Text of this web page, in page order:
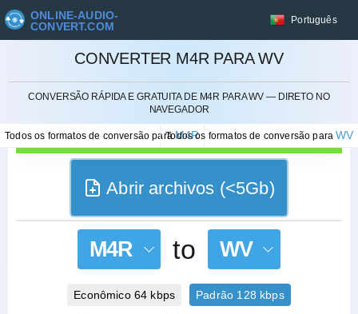
ONLINE-AUDIO-
CONVERT.COM
Português
CONVERTER M4R PARA WV
CONVERSÃO RÁPIDA E GRATUITA DE M4R PARA WV — DIRETO NO
NAVEGADOR
Todos os formatos de conversão paraM4R
Todos os formatos de conversão paraWV
Abrir archivos (<5Gb)
M4R to WV
Econômico 64 kbps Padrão 128 kbps